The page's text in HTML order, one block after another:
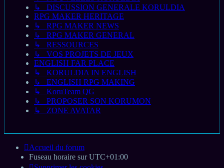
↳ DISCUSSION GENERALE KORULDIA
RPG MAKER HERITAGE
↳ RPG MAKER NEWS
↳ RPG MAKER GENERAL
↳ RESSOURCES
↳ VOS PROJETS DE JEUX
ENGLISH FAR PLACE
↳ KORULDIA IN ENGLISH
↳ ENGLISH RPG MAKING
↳ KoruTeam QG
↳ PROPOSER SON KORUMON
↳ ZONE AVATAR
Accueil du forum
Fuseau horaire surUTC+01:00